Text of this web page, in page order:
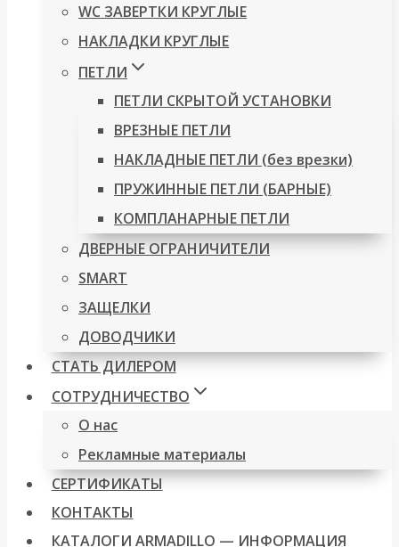
WC ЗАВЕРТКИ КРУГЛЫЕ
НАКЛАДКИ КРУГЛЫЕ
ПЕТЛИ
ПЕТЛИ СКРЫТОЙ УСТАНОВКИ
ВРЕЗНЫЕ ПЕТЛИ
НАКЛАДНЫЕ ПЕТЛИ (без врезки)
ПРУЖИННЫЕ ПЕТЛИ (БАРНЫЕ)
КОМПЛАНАРНЫЕ ПЕТЛИ
ДВЕРНЫЕ ОГРАНИЧИТЕЛИ
SMART
ЗАЩЕЛКИ
ДОВОДЧИКИ
СТАТЬ ДИЛЕРОМ
СОТРУДНИЧЕСТВО
О нас
Рекламные материалы
СЕРТИФИКАТЫ
КОНТАКТЫ
КАТАЛОГИ ARMADILLO — ИНФОРМАЦИЯ